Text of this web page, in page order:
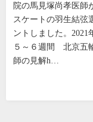
院の馬見塚尚孝医師
スケートの羽生結弦
ントしました。2021
５～６週間 北京五
師の見解h…